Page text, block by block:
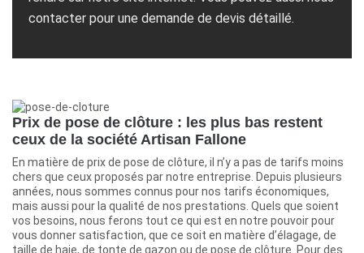
contacter pour une demande de devis détaillé.
Prix de pose de clôture : les plus bas restent
ceux de la société Artisan Fallone
En matière de prix de pose de clôture, il n’y a pas de tarifs moins
chers que ceux proposés par notre entreprise. Depuis plusieurs
années, nous sommes connus pour nos tarifs économiques,
mais aussi pour la qualité de nos prestations. Quels que soient
vos besoins, nous ferons tout ce qui est en notre pouvoir pour
vous donner satisfaction, que ce soit en matière d’élagage, de
taille de haie, de tonte de gazon ou de pose de clôture. Pour des